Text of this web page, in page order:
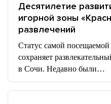
Десятилетие
игорной зоны
развлечений
Статус самой
сохраняет
в Сочи. Недавно были…